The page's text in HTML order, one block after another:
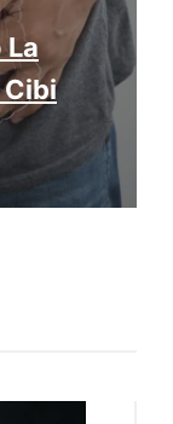
La
Cibi